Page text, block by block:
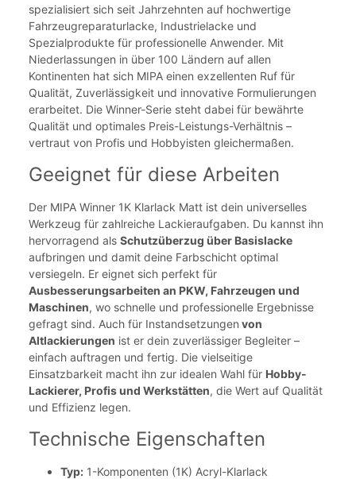
spezialisiert sich seit Jahrzehnten auf hochwertige
Fahrzeugreparaturlacke, Industrielacke und
Spezialprodukte für professionelle Anwender. Mit
Niederlassungen in über 100 Ländern auf allen
Kontinenten hat sich MIPA einen exzellenten Ruf für
Qualität, Zuverlässigkeit und innovative Formulierungen
erarbeitet. Die Winner-Serie steht dabei für bewährte
Qualität und optimales Preis-Leistungs-Verhältnis –
vertraut von Profis und Hobbyisten gleichermaßen.
Geeignet für diese Arbeiten
Der MIPA Winner 1K Klarlack Matt ist dein universelles
Werkzeug für zahlreiche Lackieraufgaben. Du kannst ihn
hervorragend als Schutzüberzug über Basislacke
aufbringen und damit deine Farbschicht optimal
versiegeln. Er eignet sich perfekt für
Ausbesserungsarbeiten an PKW, Fahrzeugen und
Maschinen, wo schnelle und professionelle Ergebnisse
gefragt sind. Auch für Instandsetzungen von
Altlackierungen ist er dein zuverlässiger Begleiter –
einfach auftragen und fertig. Die vielseitige
Einsatzbarkeit macht ihn zur idealen Wahl für Hobby-
Lackierer, Profis und Werkstätten, die Wert auf Qualität
und Effizienz legen.
Technische Eigenschaften
Typ: 1-Komponenten (1K) Acryl-Klarlack